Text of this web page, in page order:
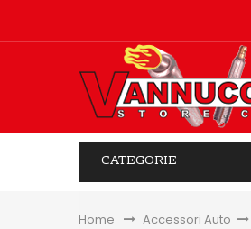
CATEGORIE
Home &gt;Accessori Auto >